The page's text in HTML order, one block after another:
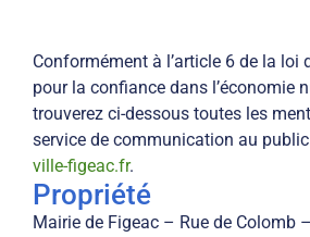
Conformément à l’article 6 de la loi
pour la confiance dans l’économie
trouverez ci-dessous toutes les
service de communication au
ville-figeac.fr.
Propriété
Mairie de Figeac – Rue de Colomb